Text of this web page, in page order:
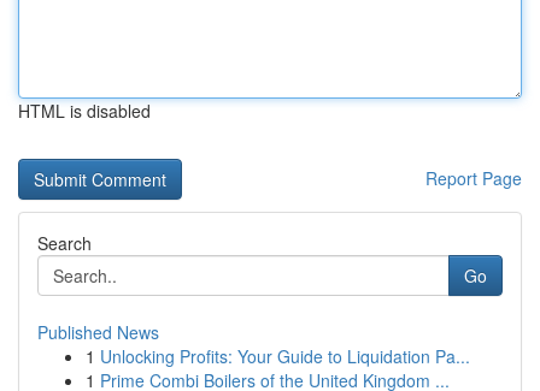
HTML is disabled
Report Page
Search
Go
Published News
1 Unlocking Profits: Your Guide to Liquidation Pa...
1 Prime Combi Boilers of the United Kingdom ...